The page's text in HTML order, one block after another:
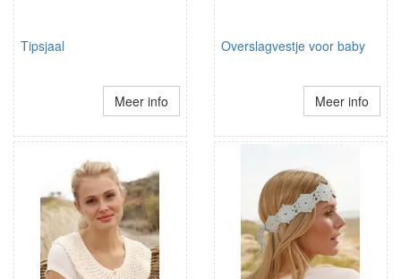
Tipsjaal
Meer info
Overslagvestje voor baby
Meer info